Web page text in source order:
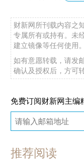
财新网所刊载内容之
专属所有或持有。未
建立镜像等任何使用。
如有意愿转载，请发
确认及授权后，方可转
免费订阅财新网主编
推荐阅读